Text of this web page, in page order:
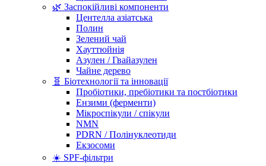
🌿 Заспокійливі компоненти
Центелла азіатська
Полин
Зелений чай
Хауттюйнія
Азулен / Гвайазулен
Чайне дерево
🧬 Біотехнології та інновації
Пробіотики, пребіотики та постбіотики
Ензими (ферменти)
Мікроспікули / спікули
NMN
PDRN / Полінуклеотиди
Екзосоми
☀️ SPF-фільтри